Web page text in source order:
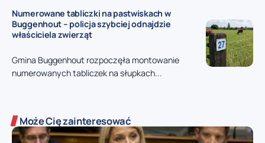
Numerowane tabliczki na pastwiskach w
Buggenhout – policja szybciej odnajdzie
właściciela zwierząt
Gmina Buggenhout rozpoczęła montowanie
numerowanych tabliczek na słupkach...
Może Cię zainteresować